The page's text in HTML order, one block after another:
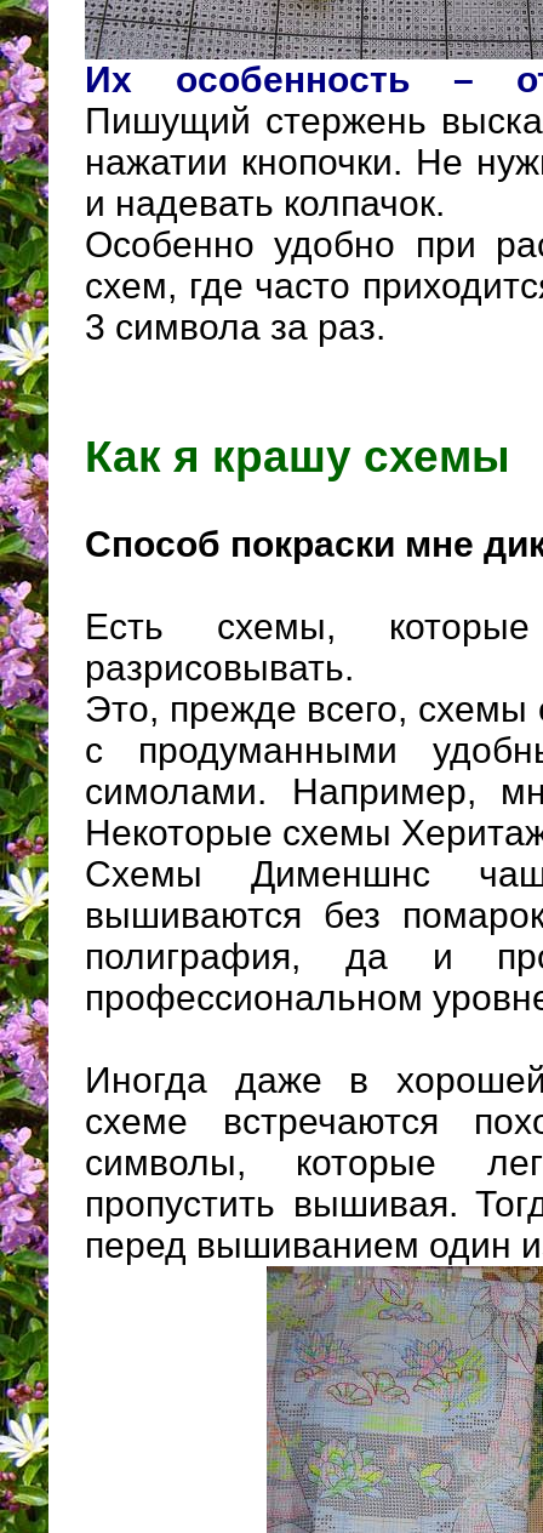
Их особенность –
Пишущий стержень
нажатии кнопочки. Не
и надевать колпачок.
Особенно удобно при
схем, где часто
3 символа за раз.
Как я крашу схемы
Способ покраски мне
Есть схемы,
разрисовывать.
Это, прежде всего, схемы
с продуманными
симолами. Например,
Некоторые схемы
Схемы Дименшнс
вышиваются без
полиграфия, да и
профессиональном
Иногда даже в
схеме встречаются
символы, которые
пропустить вышивая.
перед вышиванием один